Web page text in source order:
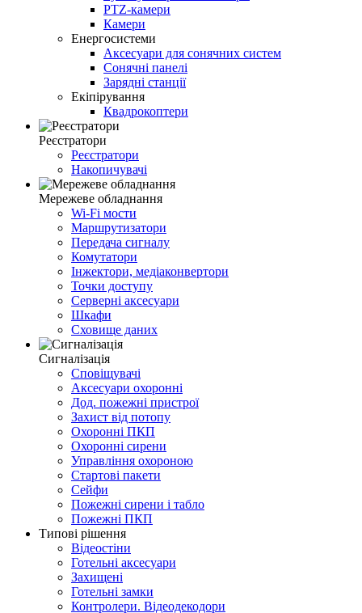
PTZ-камери
Камери
Енергосистеми
Аксесуари для сонячних систем
Сонячні панелі
Зарядні станції
Екіпірування
Квадрокоптери
Реєстратори
Реєстратори
Накопичувачі
Мережеве обладнання
Wi-Fi мости
Маршрутизатори
Передача сигналу
Комутатори
Інжектори, медіаконвертори
Точки доступу
Серверні аксесуари
Шкафи
Сховище даних
Сигналізація
Сповіщувачі
Аксесуари охоронні
Дод. пожежні пристрої
Захист від потопу
Охоронні ПКП
Охоронні сирени
Управління охороною
Стартові пакети
Сейфи
Пожежні сирени і табло
Пожежні ПКП
Типові рішення
Відеостіни
Готельні аксесуари
Захищені
Готельні замки
Контролери. Відеодекодори